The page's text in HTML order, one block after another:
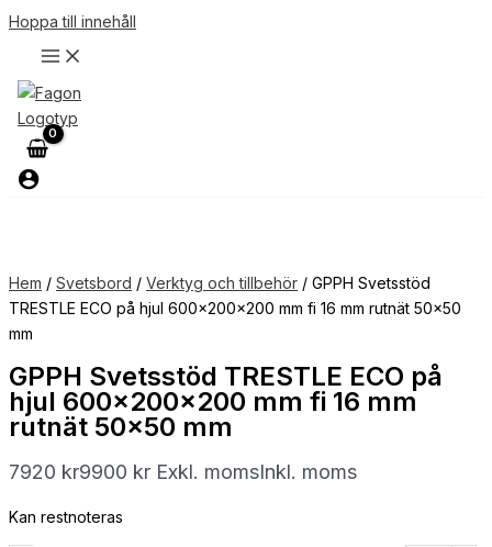
Hoppa till innehåll
Hem / Svetsbord / Verktyg och tillbehör / GPPH Svetsstöd
TRESTLE ECO på hjul 600x200x200 mm fi 16 mm rutnät 50×50
mm
GPPH Svetsstöd TRESTLE ECO på
hjul 600x200x200 mm fi 16 mm
rutnät 50×50 mm
7920 kr9900 kr Exkl. momsInkl. moms
Kan restnoteras